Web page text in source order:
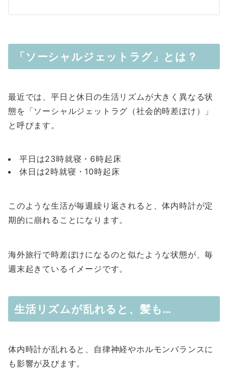
「ソーシャルジェットラグ」とは？
最近では、平日と休日の生活リズムが大きく異なる状
態を「ソーシャルジェットラグ（社会的時差ぼけ）」
と呼びます。
平日は23時就寝・6時起床
休日は2時就寝・10時起床
このような生活が毎週繰り返されると、体内時計が定
期的に崩れることになります。
海外旅行で時差ぼけになるのと似たような状態が、毎
週末起きているイメージです。
生活リズムが乱れると、髪も…
体内時計が乱れると、自律神経やホルモンバランスに
も影響が及びます。